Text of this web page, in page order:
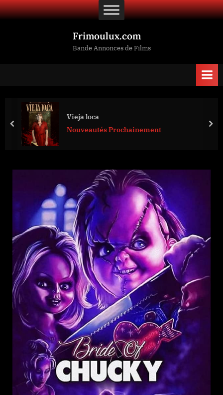
Skip
to
Frimoulux.com
Bande Annonces de Films
Vieja loca
Nouveautés Prochainement
prev